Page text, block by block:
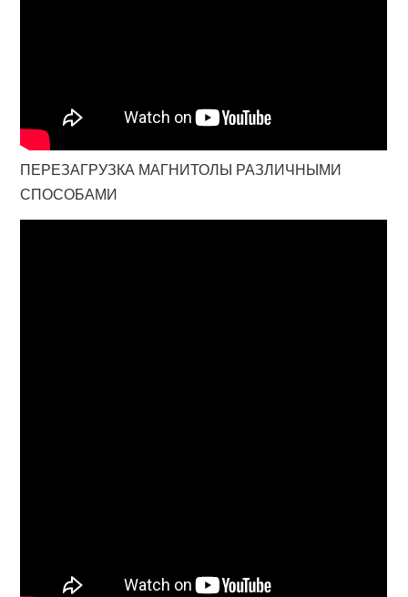
ПЕРЕЗАГРУЗКА МАГНИТОЛЫ РАЗЛИЧНЫМИ
СПОСОБАМИ